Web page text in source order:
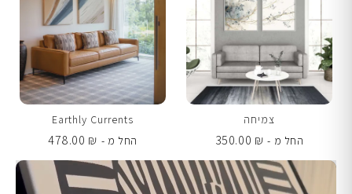
צמיחה
החל מ -
350.00 ₪
Earthly Currents
החל מ -
478.00 ₪